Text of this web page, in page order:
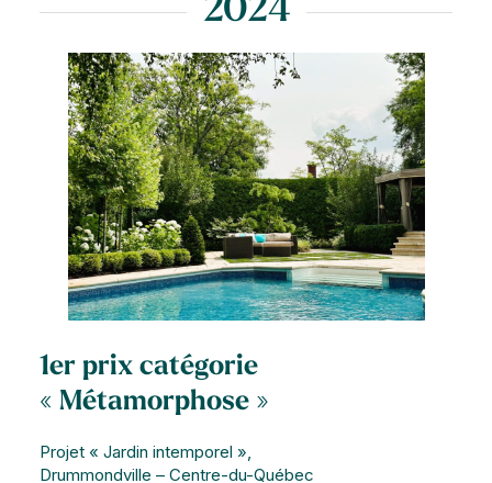
2024
1er prix catégorie
« Métamorphose »
Projet « Jardin intemporel »,
Drummondville – Centre-du-Québec